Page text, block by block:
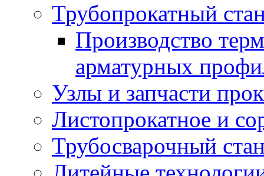
Трубопрокатный
Производство
арматурных
Узлы и запчасти
Листопрокатное и
Трубосварочный